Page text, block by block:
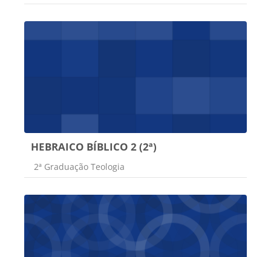
HEBRAICO BÍBLICO 2 (2ª)
Categoria do curso
2ª Graduação Teologia